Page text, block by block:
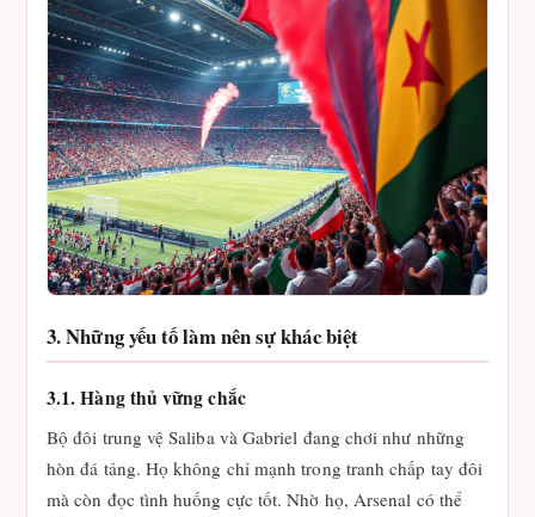
3. Những yếu tố làm nên sự khác biệt
3.1. Hàng thủ vững chắc
Bộ đôi trung vệ Saliba và Gabriel đang chơi như những
hòn đá tảng. Họ không chỉ mạnh trong tranh chấp tay đôi
mà còn đọc tình huống cực tốt. Nhờ họ, Arsenal có thể